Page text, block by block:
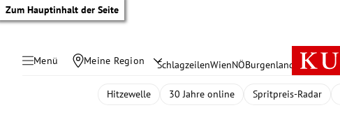
Zum Hauptinhalt der Seite
Menü Meine Region SchlagzeilenWienNÖBurgenland Österreich
Hitzewelle 30 Jahre online Spritpreis-Radar